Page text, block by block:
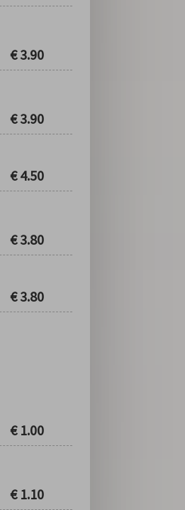
€3.90
€3.90
€4.50
€3.80
€3.80
€1.00
€1.10